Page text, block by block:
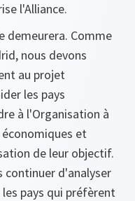
l'Alliance.
demeurera. Comme
nous devons
au projet
les pays
à l'Organisation à
et
de leur objectif.
continuer d'analyser
pays qui préfèrent